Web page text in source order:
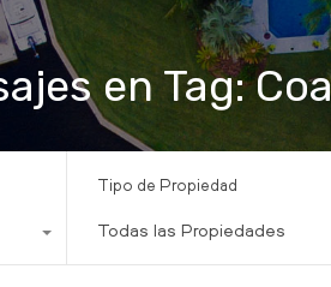
en Tag:
Tipo de Propiedad
Todas las Propiedades